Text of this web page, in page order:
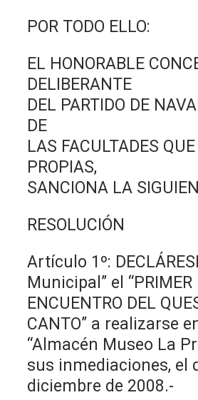
POR TODO ELLO:
EL HONORABLE
DELIBERANTE
DEL PARTIDO DE
DE
LAS FACULTADES
PROPIAS,
SANCIONA LA
RESOLUCIÓN
Artículo 1º:
Municipal” el “PRIMER
ENCUENTRO DEL
CANTO” a realizarse
“Almacén Museo La
sus inmediaciones, el
diciembre de 2008.-